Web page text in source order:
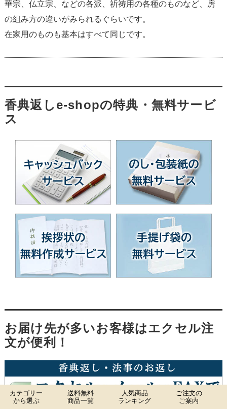
華宗、仏立宗、などの各派、祈祷用の各種のものなど、房
の組み方の違いがみられるぐらいです。
在家用のものも基本はすべて同じです。
香典返しe-shopの特典・無料サービ
ス
お届け先が多いお客様はエクセル注
文が便利！
カテゴリー
から選ぶ
送料無料
商品一覧
人気商品
ランキング
ご注文の
ご案内